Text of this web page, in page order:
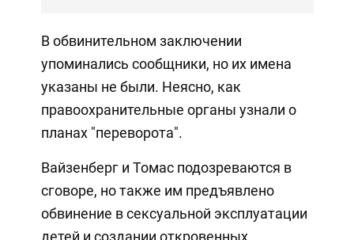
В обвинительном заключении
упоминались сообщники, но их имена
указаны не были. Неясно, как
правоохранительные органы узнали о
планах "переворота".
Вайзенберг и Томас подозреваются в
сговоре, но также им предъявлено
обвинение в сексуальной эксплуатации
детей и создании откровенных